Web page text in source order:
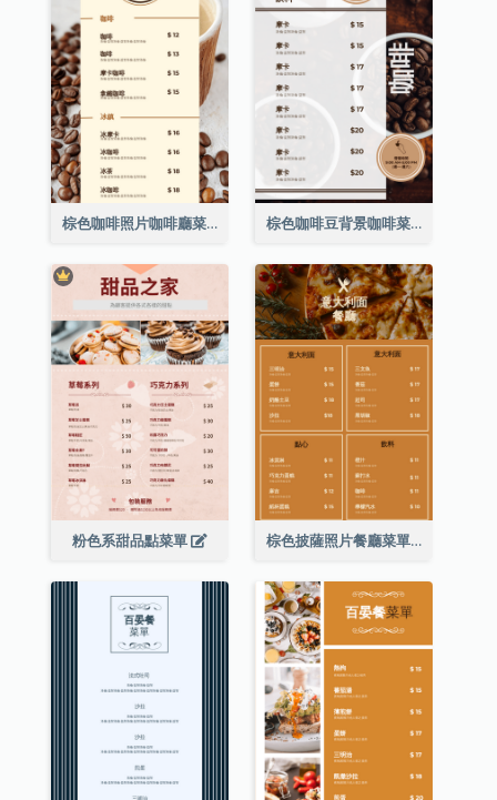
棕色咖啡照片咖啡廳菜單 棕色咖啡豆背景咖啡菜單
粉色系甜品點菜單 棕色披薩照片餐廳菜單